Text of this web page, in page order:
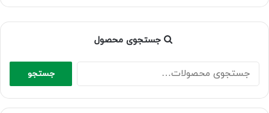
جستجوی محصول
جستجو
برای:
جستجو